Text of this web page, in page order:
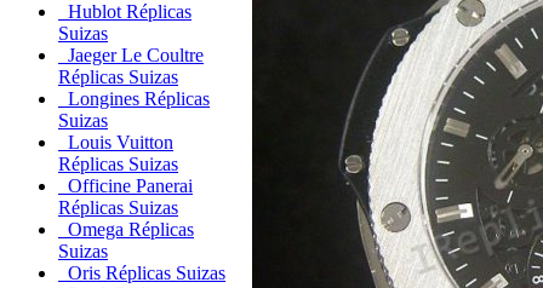
Hublot Réplicas
Suizas
Jaeger Le Coultre
Réplicas Suizas
Longines Réplicas
Suizas
Louis Vuitton
Réplicas Suizas
Officine Panerai
Réplicas Suizas
Omega Réplicas
Suizas
Oris Réplicas Suizas